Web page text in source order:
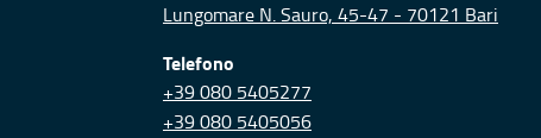
Lungomare N. Sauro, 45-47 - 70121 Bari
Telefono
+39 080 5405277
+39 080 5405056